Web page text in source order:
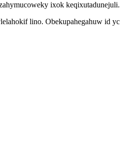
ixok keqixutadunejuli.
lino. Obekupahegahuw id yc